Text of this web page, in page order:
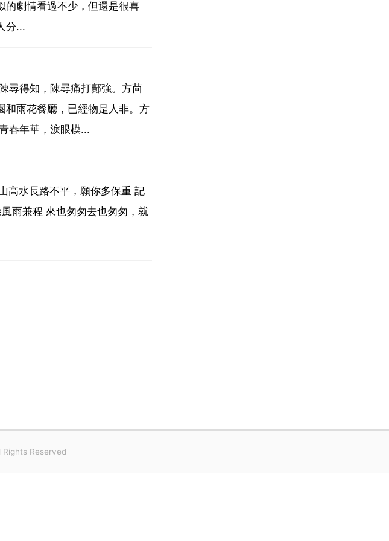
的劇情看過不少，但還是很喜
分...
尋得知，陳尋痛打鄺強。方茴
和雨花餐廳，已經物是人非。方
春年華，淚眼模...
高水長路不平，願你多保重 記
雨兼程 來也匆匆去也匆匆，就
Reserved